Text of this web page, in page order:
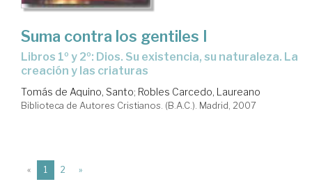
Suma contra los gentiles I
libros 1º y 2º: Dios. Su existencia, su naturaleza. La
creación y las criaturas
Tomás de Aquino, Santo; Robles Carcedo, Laureano
Biblioteca de Autores Cristianos. (B.A.C.). Madrid, 2007
« 1 (current)
2 »